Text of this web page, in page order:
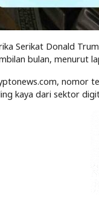
Serikat Donald
bulan, menurut
nomor
kaya dari sektor